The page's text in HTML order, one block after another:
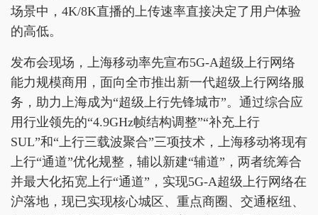
场景中，4K/8K直播的上传速率直接决定了用户体验
的高低。
发布会现场，上海移动率先宣布5G-A超级上行网络
能力规模商用，面向全市推出新一代超级上行网络服
务，助力上海成为“超级上行先锋城市”。通过综合应
用行业领先的“4.9GHz帧结构调整”“补充上行
SUL”和“上行三载波聚合”三项技术，上海移动将现有
上行“通道”优化规整，辅以新建“辅道”，两者统筹合
并最大化拓宽上行“通道”，实现5G-A超级上行网络在
沪落地，现已实现核心城区、重点商圈、交通枢纽、